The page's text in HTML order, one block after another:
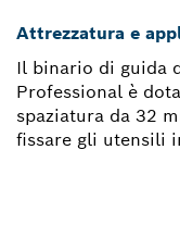
Attrezzatura e
Il binario di guida
Professional è
spaziatura da 32
fissare gli utensili